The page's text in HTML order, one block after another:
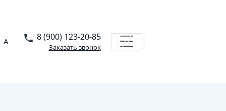
A 8 (900) 123-20-85
Заказать звонок